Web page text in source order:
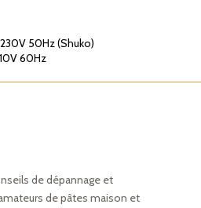
50Hz (Shuko)
60Hz
de dépannage et
de pâtes maison et